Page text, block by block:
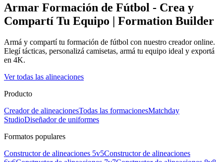
Armar Formación de Fútbol - Crea y
Compartí Tu Equipo | Formation Builder
Armá y compartí tu formación de fútbol con nuestro creador online.
Elegí tácticas, personalizá camisetas, armá tu equipo ideal y exportá
en 4K.
Ver todas las alineaciones
Producto
Creador de alineacionesTodas las formacionesMatchday
StudioDiseñador de uniformes
Formatos populares
Constructor de alineaciones 5v5Constructor de alineaciones